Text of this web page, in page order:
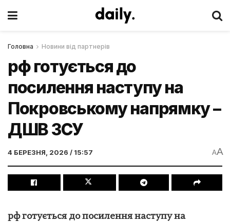
Головна Новини від партнерів
рф готується до
посилення наступу на
Покровському напрямку –
ДШВ ЗСУ
4 БЕРЕЗНЯ, 2026 / 15:57 AA
рф готується до посилення наступу на